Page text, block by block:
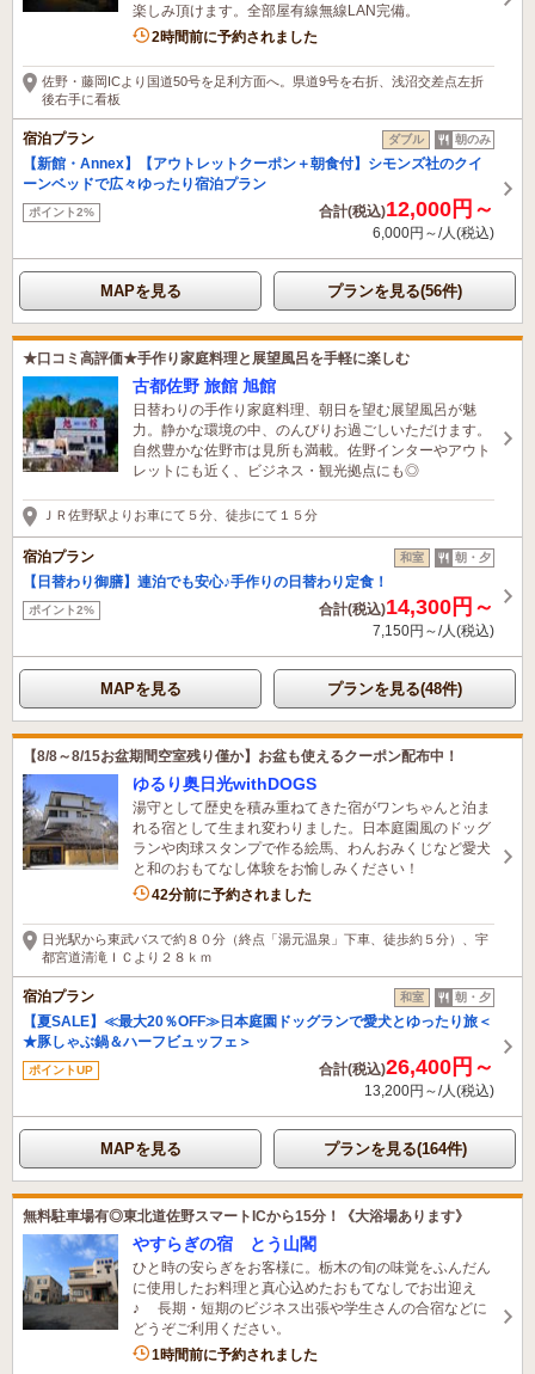
楽しみ頂けます。全部屋有線無線LAN完備。
5名がこの宿を見ています
2時間前に予約されました
佐野・藤岡ICより国道50号を足利方面へ。県道9号を右折、浅沼交差点左折
後右手に看板
宿泊プラン ダブル 朝のみ
【新館・Annex】【アウトレットクーポン＋朝食付】シモンズ社のクイ
ーンベッドで広々ゆったり宿泊プラン
ポイント2% 合計(税込)12,000円～
6,000円～/人(税込)
MAPを見る プランを見る(56件)
★口コミ高評価★手作り家庭料理と展望風呂を手軽に楽しむ
古都佐野 旅館 旭館
日替わりの手作り家庭料理、朝日を望む展望風呂が魅
力。静かな環境の中、のんびりお過ごしいただけます。
自然豊かな佐野市は見所も満載。佐野インターやアウト
レットにも近く、ビジネス・観光拠点にも◎
ＪＲ佐野駅よりお車にて５分、徒歩にて１５分
宿泊プラン 和室 朝・夕
【日替わり御膳】連泊でも安心♪手作りの日替わり定食！
ポイント2% 合計(税込)14,300円～
7,150円～/人(税込)
MAPを見る プランを見る(48件)
【8/8～8/15お盆期間空室残り僅か】お盆も使えるクーポン配布中！
ゆるり奥日光withDOGS
湯守として歴史を積み重ねてきた宿がワンちゃんと泊ま
れる宿として生まれ変わりました。日本庭園風のドッグ
ランや肉球スタンプで作る絵馬、わんおみくじなど愛犬
と和のおもてなし体験をお愉しみください！
8名がこの宿を見ています
42分前に予約されました
日光駅から東武バスで約８０分（終点「湯元温泉」下車、徒歩約５分）、宇
都宮道清滝ＩＣより２８ｋｍ
宿泊プラン 和室 朝・夕
【夏SALE】≪最大20％OFF≫日本庭園ドッグランで愛犬とゆったり旅＜
★豚しゃぶ鍋＆ハーフビュッフェ＞
ポイントUP 合計(税込)26,400円～
13,200円～/人(税込)
MAPを見る プランを見る(164件)
無料駐車場有◎東北道佐野スマートICから15分！《大浴場あります》
やすらぎの宿 とう山閣
ひと時の安らぎをお客様に。栃木の旬の味覚をふんだん
に使用したお料理と真心込めたおもてなしでお出迎え
♪ 長期・短期のビジネス出張や学生さんの合宿などに
どうぞご利用ください。
1名がこの宿を見ています